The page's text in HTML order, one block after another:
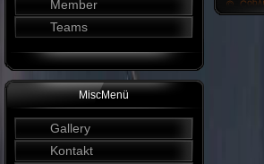
Member
Teams
MiscMenü
Gallery
Kontakt